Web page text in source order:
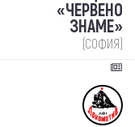
«ЧЕРВЕНО
ЗНАМЕ»
(СОФИЯ)